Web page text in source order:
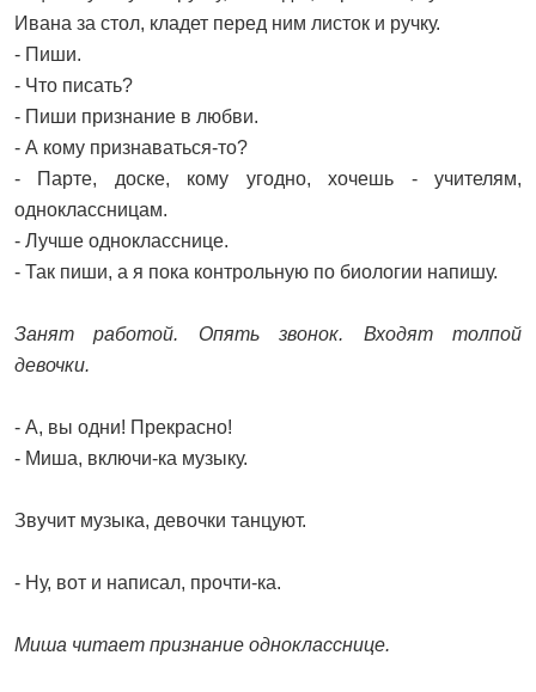
Ивана за стол, кладет перед ним листок и ручку.
- Пиши.
- Что писать?
- Пиши признание в любви.
- А кому признаваться-то?
- Парте, доске, кому угодно, хочешь - учителям,
одноклассницам.
- Лучше однокласснице.
- Так пиши, а я пока контрольную по биологии напишу.
Занят работой. Опять звонок. Входят толпой
девочки.
- А, вы одни! Прекрасно!
- Миша, включи-ка музыку.
Звучит музыка, девочки танцуют.
- Ну, вот и написал, прочти-ка.
Миша читает признание однокласснице.